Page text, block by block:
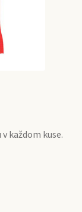
každom kuse.